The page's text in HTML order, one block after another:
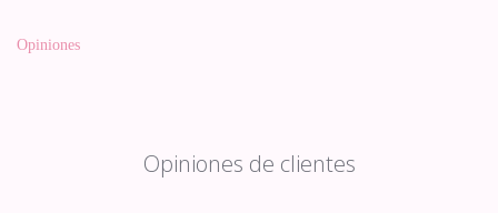
Opiniones
Opiniones de clientes